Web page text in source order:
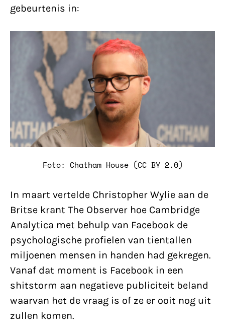
gebeurtenis in:
Foto: Chatham House (CC BY 2.0)
In maart vertelde Christopher Wylie aan de
Britse krant The Observer hoe Cambridge
Analytica met behulp van Facebook de
psychologische profielen van tientallen
miljoenen mensen in handen had gekregen.
Vanaf dat moment is Facebook in een
shitstorm aan negatieve publiciteit beland
waarvan het de vraag is of ze er ooit nog uit
zullen komen.